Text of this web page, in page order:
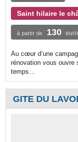
Saint hilaire le
à partir de 130
Au cœur d’une
rénovation vous ouvre
temps…
GITE DU